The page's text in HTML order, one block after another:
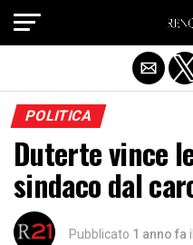
POLITICA
Duterte vince
sindaco dal
Pubblicato 1 anno fa il
Exit